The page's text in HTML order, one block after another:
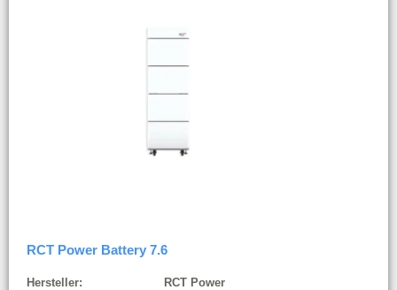
RCT Power Battery 7.6
Hersteller:
RCT Power